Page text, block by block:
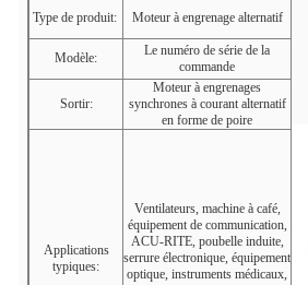
Type de produit:
Moteur à engrenage alternatif
Modèle:
Le numéro de série de la
commande
Sortir:
Moteur à engrenages
synchrones à courant alternatif
en forme de poire
Applications
typiques:
Ventilateurs, machine à café,
équipement de communication,
ACU-RITE, poubelle induite,
serrure électronique, équipement
optique, instruments médicaux,